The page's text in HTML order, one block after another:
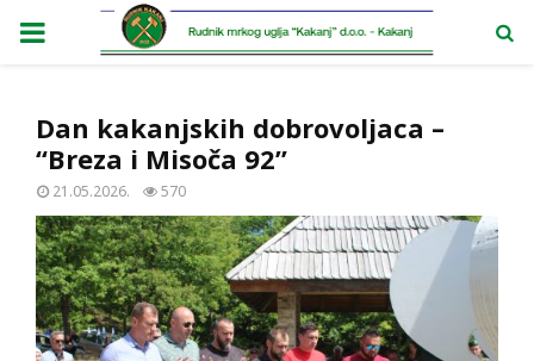
PRIMARY
Dan kakanjskih dobrovoljaca –
“Breza i Misoča 92”
21.05.2026. 570